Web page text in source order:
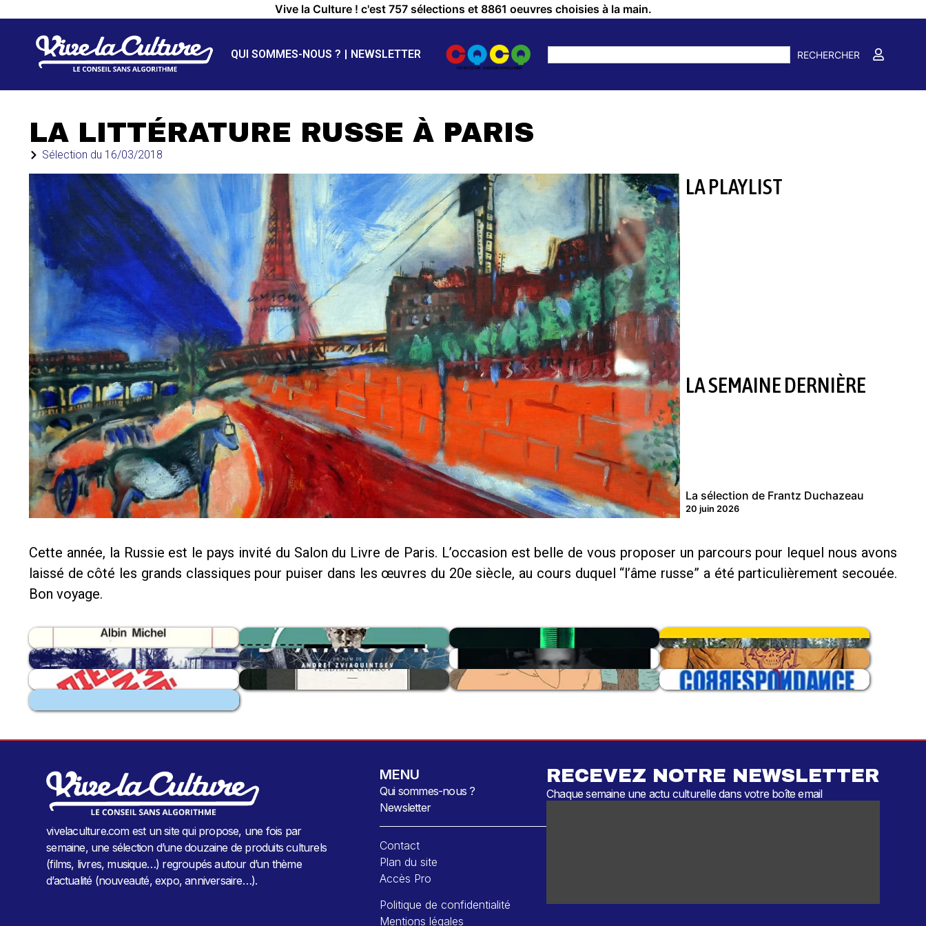
Vive la Culture ! c'est 757 sélections et 8861 oeuvres choisies à la main.
QUI SOMMES-NOUS ? NEWSLETTER RECHERCHER
LA LITTÉRATURE RUSSE À PARIS
Sélection du 16/03/2018
LA PLAYLIST
LA SEMAINE DERNIÈRE
La sélection de Frantz Duchazeau
20 juin 2026
Cette année, la Russie est le pays invité du Salon du Livre de Paris. L’occasion est belle de vous proposer un parcours pour lequel nous avons
laissé de côté les grands classiques pour puiser dans les œuvres du 20e siècle, au cours duquel “l’âme russe” a été particulièrement secouée.
Bon voyage.
vivelaculture.com est un site qui propose, une fois par
semaine, une sélection d’une douzaine de produits culturels
(films, livres, musique…) regroupés autour d’un thème
d’actualité (nouveauté, expo, anniversaire…).
MENU
Qui sommes-nous ?
Newsletter
Contact
Plan du site
Accès Pro
Politique de confidentialité
Mentions légales
RECEVEZ NOTRE NEWSLETTER
Chaque semaine une actu culturelle dans votre boîte email